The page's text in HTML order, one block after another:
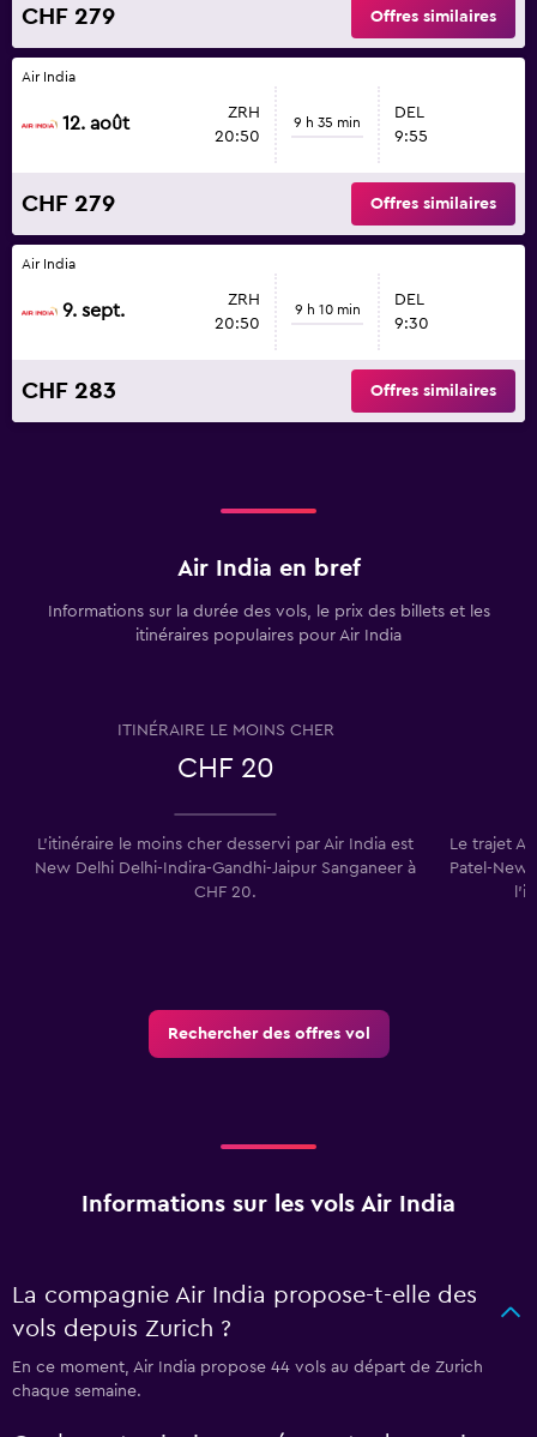
CHF 279 Offres similaires
Air India
12. août
ZRH
20:50
9 h 35 min
DEL
9:55
CHF 279 Offres similaires
Air India
9. sept.
ZRH
20:50
9 h 10 min
DEL
9:30
CHF 283 Offres similaires
Air India en bref
Informations sur la durée des vols, le prix des billets et les
itinéraires populaires pour Air India
ITINÉRAIRE LE MOINS CHER
CHF 20
L’itinéraire le moins cher desservi par Air India est
New Delhi Delhi-Indira-Gandhi-Jaipur Sanganeer à
CHF 20.
Le trajet
Patel-New
Rechercher des offres vol
Informations sur les vols Air India
La compagnie Air India propose-t-elle des
vols depuis Zurich ?
En ce moment, Air India propose 44 vols au départ de Zurich
chaque semaine.